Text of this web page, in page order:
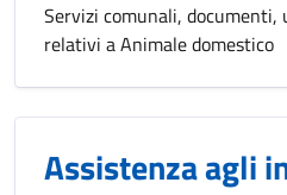
Servizi comunali,
relativi a Animale domestico
Assistenza agli